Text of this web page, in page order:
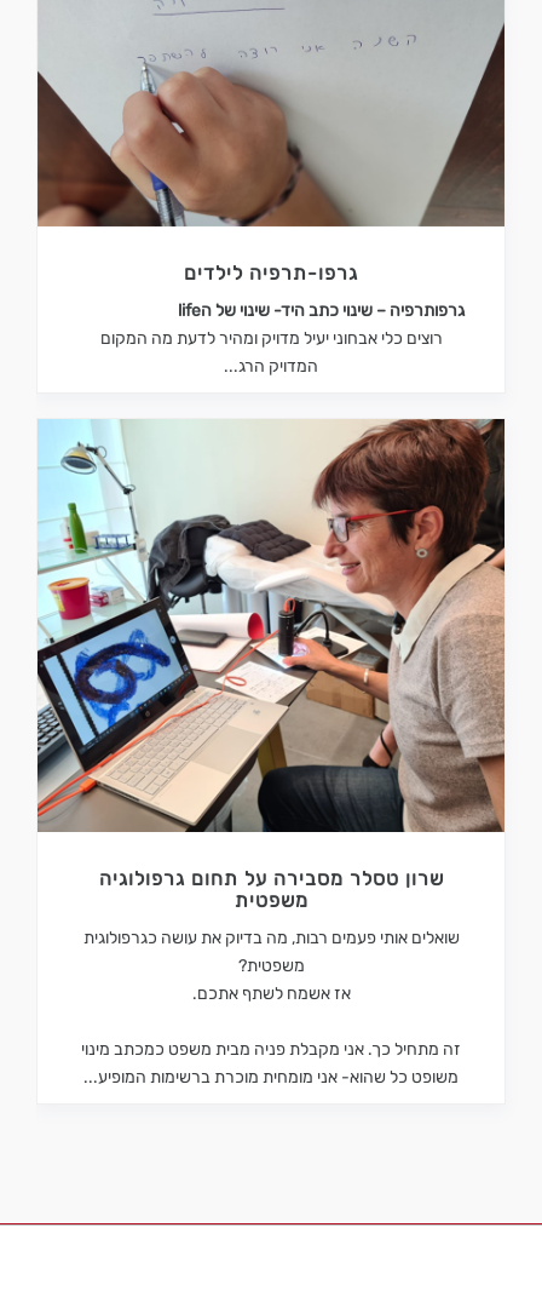
גרפו-תרפיה לילדים
גרפותרפיה – שינוי כתב היד- שינוי של הlife
רוצים כלי אבחוני יעיל מדויק ומהיר לדעת מה המקום
המדויק הרג...
שרון טסלר מסבירה על תחום גרפולוגיה
משפטית
שואלים אותי פעמים רבות, מה בדיוק את עושה כגרפולוגית
משפטית?
אז אשמח לשתף אתכם.
זה מתחיל כך. אני מקבלת פניה מבית משפט כמכתב מינוי
משופט כל שהוא- אני מומחית מוכרת ברשימות המופיע...